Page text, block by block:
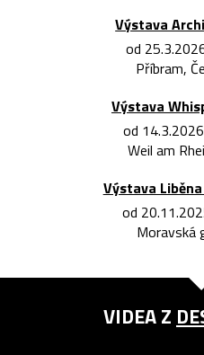
Výstava
od
Příbram,
Výstava
od
Weil am
Výstava
od
Moravská
VIDEA Z